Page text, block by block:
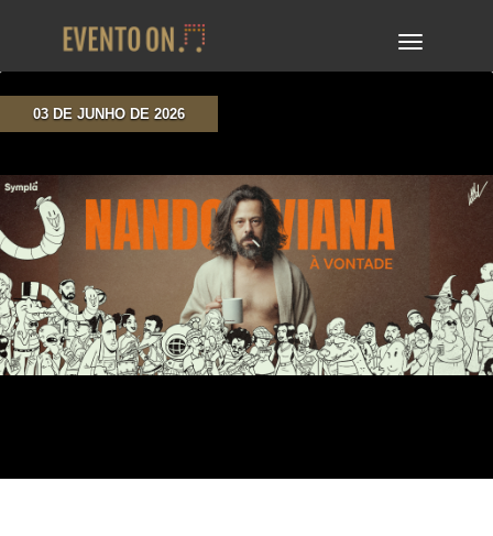
TOGGLE
03 DE JUNHO DE 2026